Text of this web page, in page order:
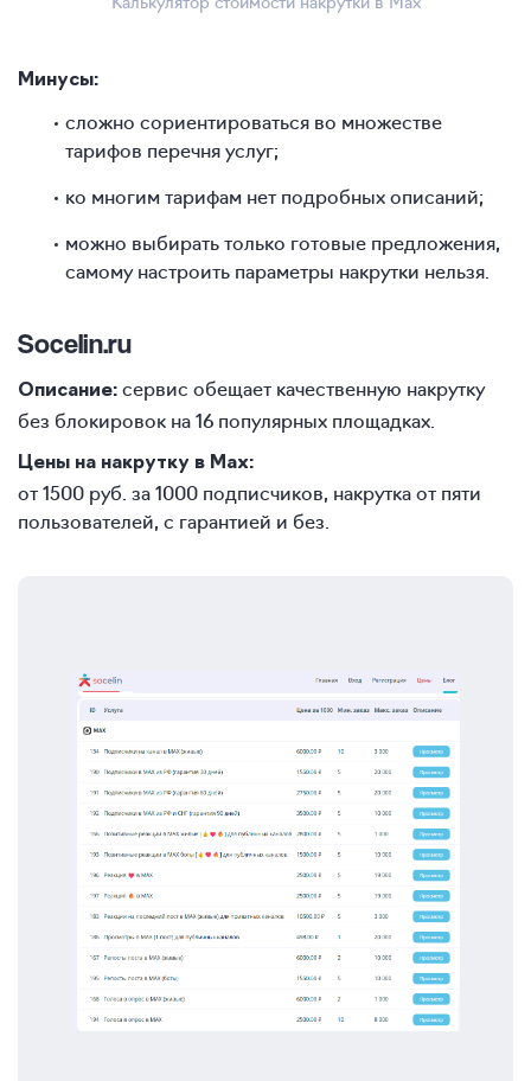
Минусы:
сложно сориентироваться во множестве
тарифов перечня услуг;
ко многим тарифам нет подробных описаний;
можно выбирать только готовые предложения,
самому настроить параметры накрутки нельзя.
Socelin.ru
Описание: сервис обещает качественную накрутку
без блокировок на 16 популярных площадках.
Цены на накрутку в Max:
от 1500 руб. за 1000 подписчиков, накрутка от пяти
пользователей, с гарантией и без.